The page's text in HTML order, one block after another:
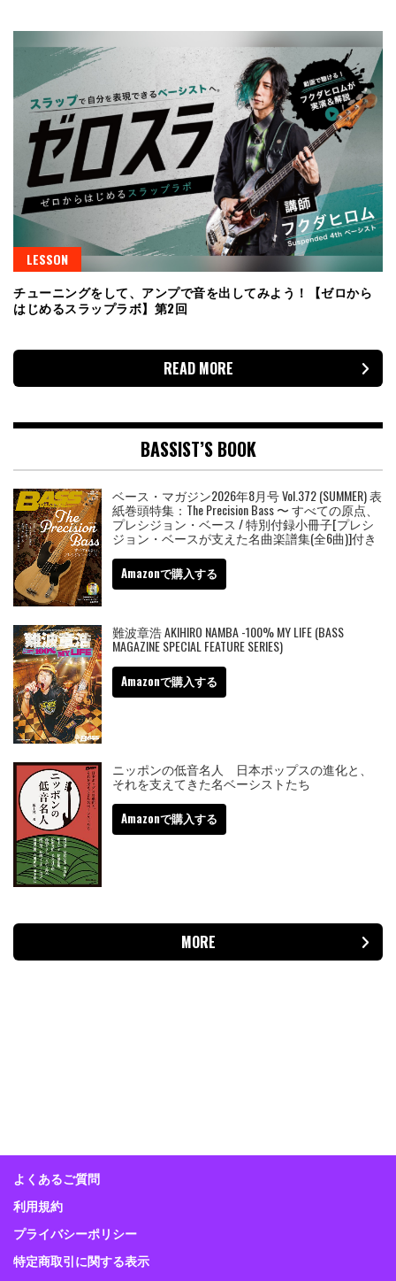
LESSON
チューニングをして、アンプで音を出してみよう！【ゼロから
はじめるスラップラボ】第2回
READ MORE
BASSIST’S BOOK
ベース・マガジン2026年8月号 Vol.372 (SUMMER) 表
紙巻頭特集：The Precision Bass 〜 すべての原点、
プレシジョン・ベース / 特別付録小冊子[プレシ
ジョン・ベースが支えた名曲楽譜集(全6曲)]付き
Amazonで購入する
難波章浩 AKIHIRO NAMBA -100% MY LIFE (BASS
MAGAZINE SPECIAL FEATURE SERIES)
Amazonで購入する
ニッポンの低音名人 日本ポップスの進化と、
それを支えてきた名ベーシストたち
Amazonで購入する
MORE
よくあるご質問
利用規約
プライバシーポリシー
特定商取引に関する表示